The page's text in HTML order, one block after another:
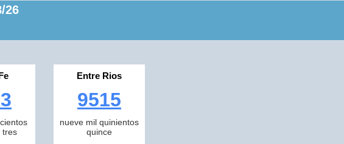
26
tres
Entre Rios
9515
nueve mil quinientos
quince